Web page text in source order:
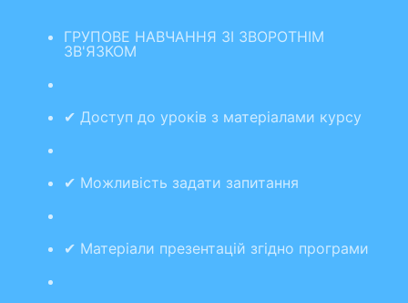
ГРУПОВЕ НАВЧАННЯ ЗІ ЗВОРОТНІМ
ЗВ'ЯЗКОМ
✔ Доступ до уроків з матеріалами курсу
✔ Можливість задати запитання
✔ Матеріали презентацій згідно програми